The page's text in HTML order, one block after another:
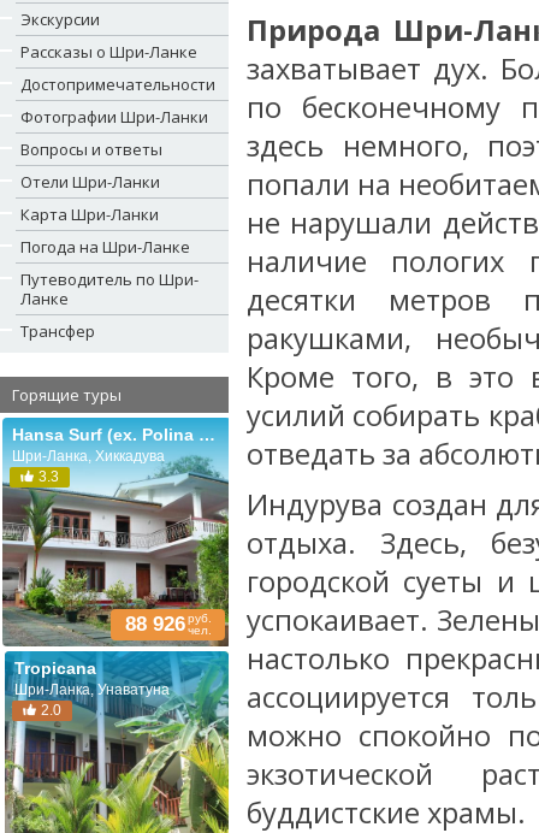
Экскурсии
Рассказы о Шри-Ланке
Достопримечательности
Фотографии Шри-Ланки
Вопросы и ответы
Отели Шри-Ланки
Карта Шри-Ланки
Погода на Шри-Ланке
Путеводитель по Шри-
Ланке
Трансфер
Горящие туры
Hansa Surf (ex. Polina Beach Resort)
Шри-Ланка, Хиккадува
3.3
88 926руб.
чел.
Tropicana
Шри-Ланка, Унаватуна
2.0
Природа Шри-
захватывает дух.
по бесконечному
здесь немного,
попали на
не нарушали
наличие пологих
десятки метров
ракушками,
Кроме того, в это
усилий собирать
отведать за
Индурува создан
отдыха. Здесь,
городской суеты
успокаивает.
настолько
ассоциируется
можно спокойно
экзотической
буддистские храмы.